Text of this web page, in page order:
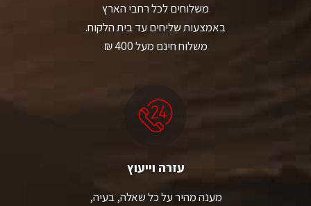
משלוחים לכל רחבי הארץ
באמצעות שליחים עד בית הלקוח.
משלוח חינם מעל 400 ₪
עזרה וייעוץ
מענה מהיר על כל שאלה, בעיה,